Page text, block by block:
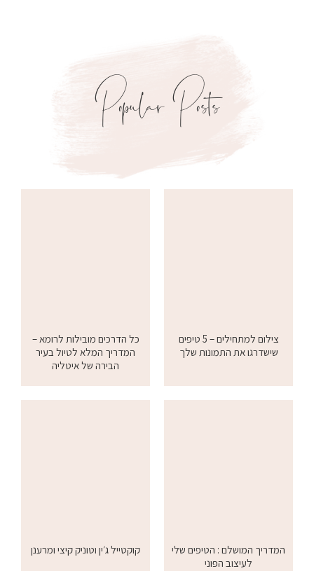
Popular Posts
צילום למתחילים – 5 טיפים
שישדרגו את התמונות שלך
כל הדרכים מובילות לרומא –
המדריך המלא לטיול בעיר
הבירה של איטליה
המדריך המושלם : הטיפים שלי
לעיצוב הפוני
קוקטייל ג׳ין וטוניק קיצי ומרענן